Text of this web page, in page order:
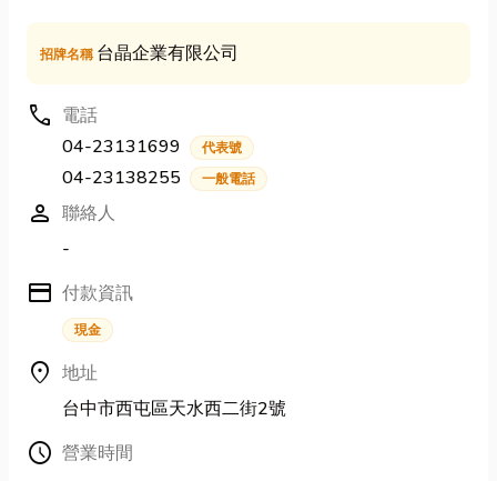
招牌名稱 台晶企業有限公司
call 電話
04-23131699
代表號
04-23138255 一般電話
person 聯絡人
-
credit_card 付款資訊
現金
location_on 地址
台中市西屯區天水西二街2號
Schedule 營業時間